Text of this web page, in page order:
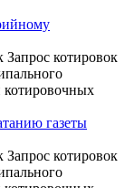
Запрос котировок
котировочных
газеты
Запрос котировок